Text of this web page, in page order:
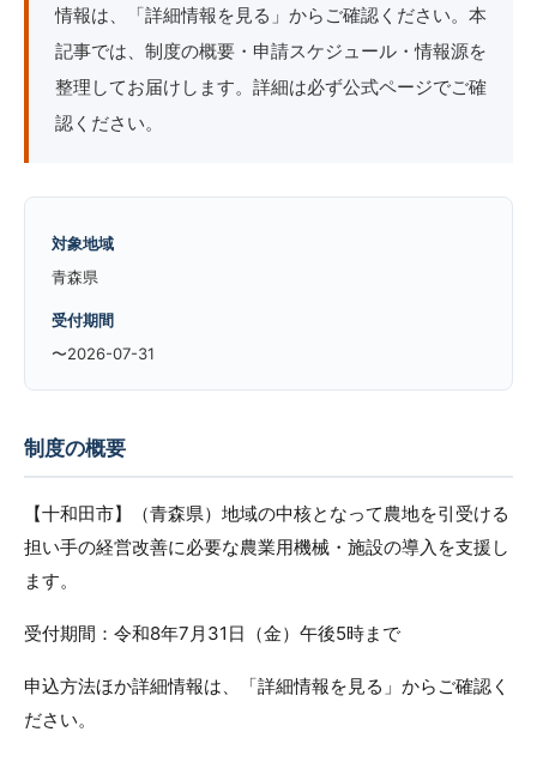
情報は、「詳細情報を見る」からご確認ください。本
記事では、制度の概要・申請スケジュール・情報源を
整理してお届けします。詳細は必ず公式ページでご確
認ください。
対象地域
青森県
受付期間
〜2026-07-31
制度の概要
【十和田市】（青森県）地域の中核となって農地を引受ける
担い手の経営改善に必要な農業用機械・施設の導入を支援し
ます。
受付期間：令和8年7月31日（金）午後5時まで
申込方法ほか詳細情報は、「詳細情報を見る」からご確認く
ださい。